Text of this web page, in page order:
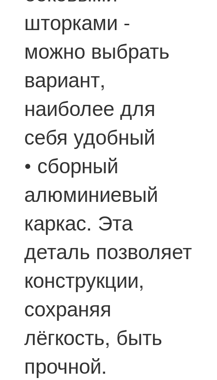
шторками -
можно выбрать
вариант,
наиболее для
себя удобный
• сборный
алюминиевый
каркас. Эта
деталь позволяет
конструкции,
сохраняя
лёгкость, быть
прочной.